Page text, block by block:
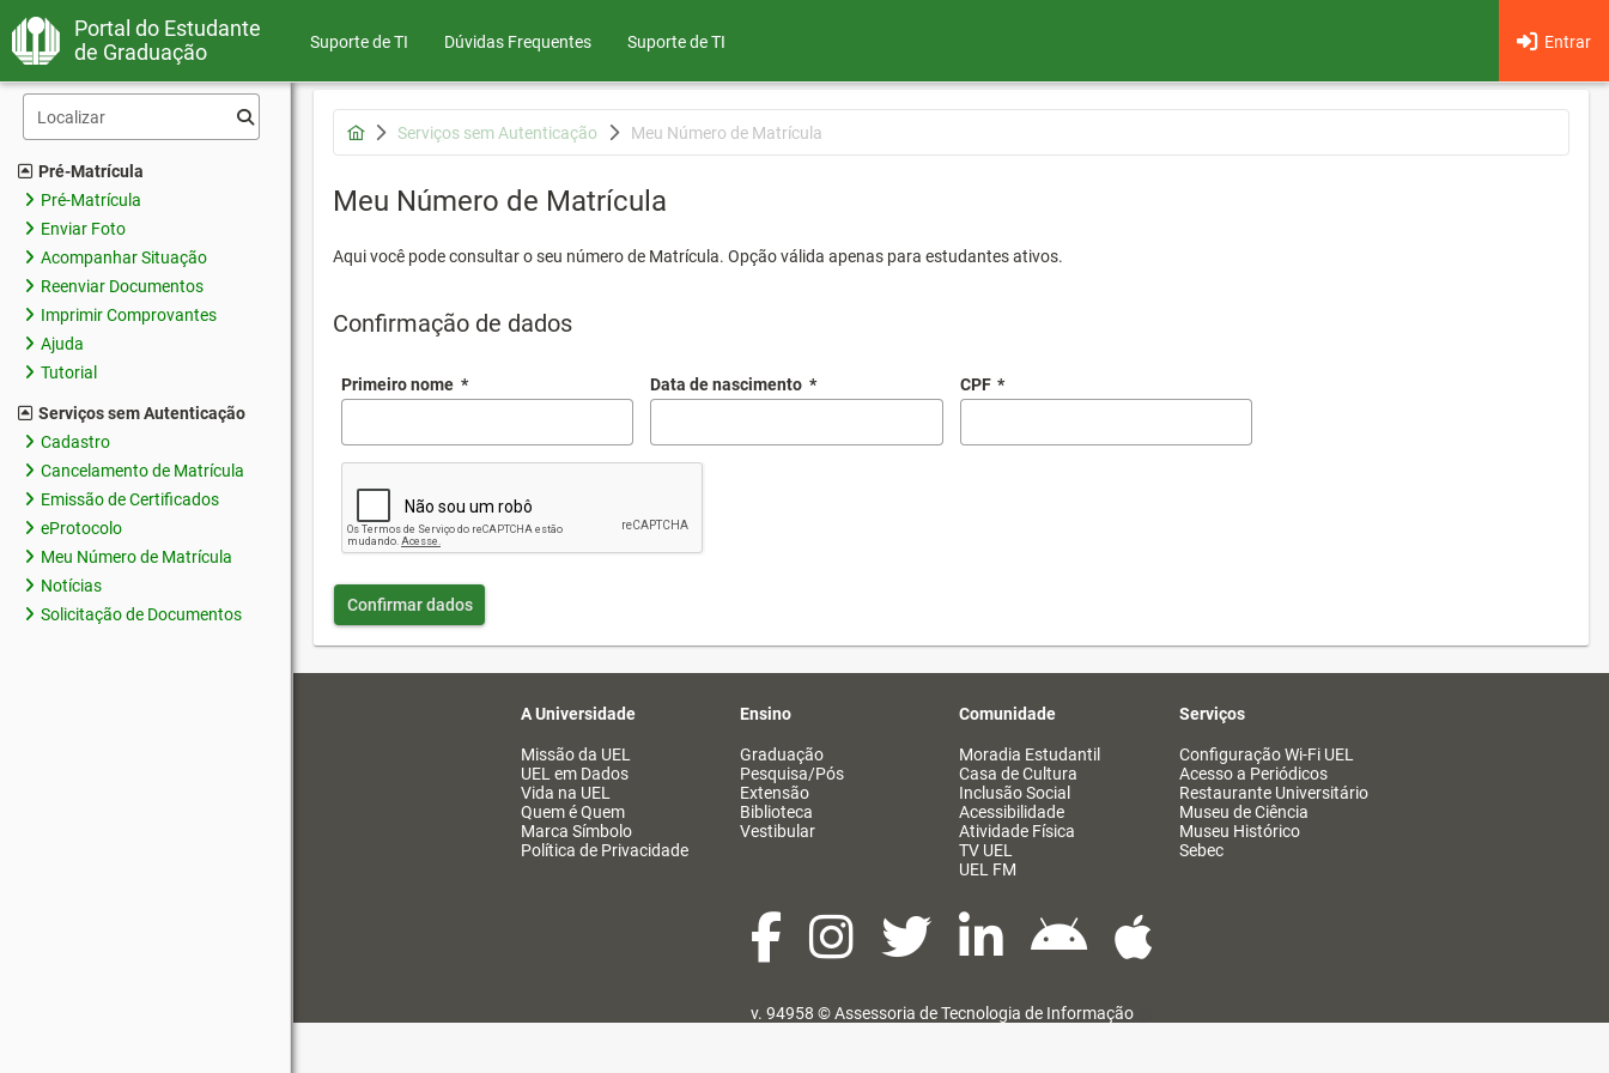
Portal do Estudante
de Graduação
Suporte de TI Dúvidas Frequentes Entrar
Suporte de TI
Pré-Matrícula
Pré-Matrícula
Enviar Foto
Acompanhar Situação
Reenviar Documentos
Imprimir Comprovantes
Ajuda
Tutorial
Serviços sem Autenticação
Cadastro
Cancelamento de Matrícula
Emissão de Certificados
eProtocolo
Meu Número de Matrícula
Notícias
Solicitação de Documentos
Serviços sem Autenticação Meu Número de Matrícula
Meu Número de Matrícula
Aqui você pode consultar o seu número de Matrícula. Opção válida apenas para estudantes ativos.
Confirmação de dados
Primeiro nome * Data de nascimento * CPF *
Confirmar dados
A Universidade
Missão da UEL
UEL em Dados
Vida na UEL
Quem é Quem
Marca Símbolo
Política de Privacidade
Ensino
Graduação
Pesquisa/Pós
Extensão
Biblioteca
Vestibular
Comunidade
Moradia Estudantil
Casa de Cultura
Inclusão Social
Acessibilidade
Atividade Física
TV UEL
UEL FM
Serviços
Configuração Wi-Fi UEL
Acesso a Periódicos
Restaurante Universitário
Museu de Ciência
Museu Histórico
Sebec
v. 94958 ©Assessoria de Tecnologia de Informação